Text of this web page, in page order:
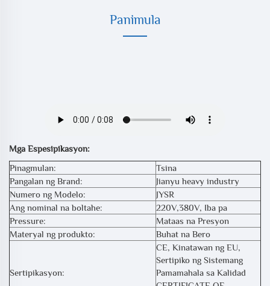
Panimula
Mga Espesipikasyon:
Pinagmulan:
Tsina
Pangalan ng Brand:
Jianyu heavy industry
Numero ng Modelo:
JYSR
Ang nominal na boltahe:
220V,380V, Iba pa
Pressure:
Mataas na Presyon
Materyal ng produkto:
Buhat na Bero
Sertipikasyon:
CE, Kinatawan ng EU,
Sertipiko ng Sistemang
Pamamahala sa Kalidad